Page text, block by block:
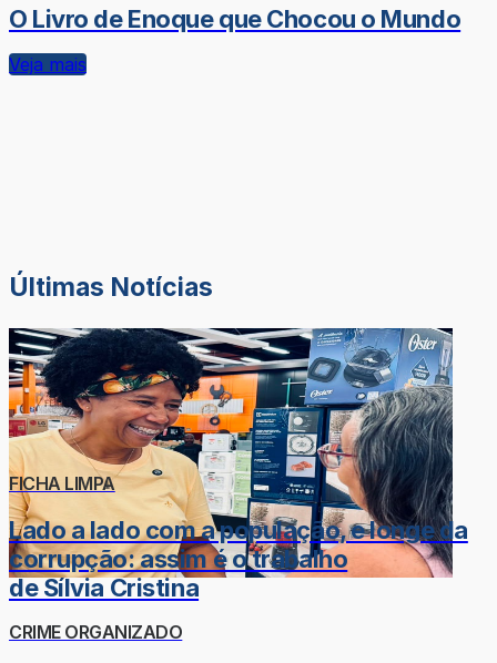
O Livro de Enoque que Chocou o Mundo
Veja mais
Últimas Notícias
FICHA LIMPA
Lado a lado com a população, e longe da
corrupção: assim é o trabalho
de Sílvia Cristina
CRIME ORGANIZADO